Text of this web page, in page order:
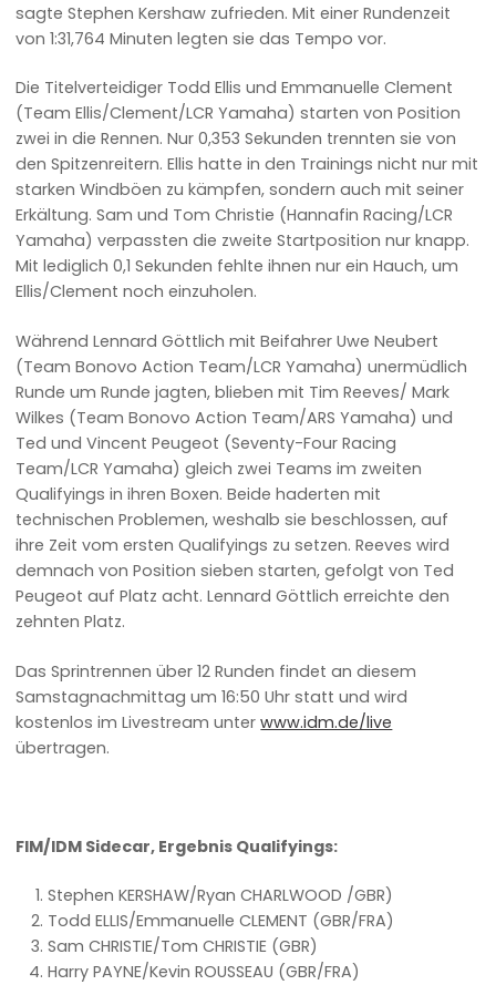
sagte Stephen Kershaw zufrieden. Mit einer Rundenzeit
von 1:31,764 Minuten legten sie das Tempo vor.
Die Titelverteidiger Todd Ellis und Emmanuelle Clement
(Team Ellis/Clement/LCR Yamaha) starten von Position
zwei in die Rennen. Nur 0,353 Sekunden trennten sie von
den Spitzenreitern. Ellis hatte in den Trainings nicht nur mit
starken Windböen zu kämpfen, sondern auch mit seiner
Erkältung. Sam und Tom Christie (Hannafin Racing/LCR
Yamaha) verpassten die zweite Startposition nur knapp.
Mit lediglich 0,1 Sekunden fehlte ihnen nur ein Hauch, um
Ellis/Clement noch einzuholen.
Während Lennard Göttlich mit Beifahrer Uwe Neubert
(Team Bonovo Action Team/LCR Yamaha) unermüdlich
Runde um Runde jagten, blieben mit Tim Reeves/ Mark
Wilkes (Team Bonovo Action Team/ARS Yamaha) und
Ted und Vincent Peugeot (Seventy-Four Racing
Team/LCR Yamaha) gleich zwei Teams im zweiten
Qualifyings in ihren Boxen. Beide haderten mit
technischen Problemen, weshalb sie beschlossen, auf
ihre Zeit vom ersten Qualifyings zu setzen. Reeves wird
demnach von Position sieben starten, gefolgt von Ted
Peugeot auf Platz acht. Lennard Göttlich erreichte den
zehnten Platz.
Das Sprintrennen über 12 Runden findet an diesem
Samstagnachmittag um 16:50 Uhr statt und wird
kostenlos im Livestream unterwww.idm.de/live
übertragen.
FIM/IDM Sidecar, Ergebnis Qualifyings:
Stephen KERSHAW/Ryan CHARLWOOD /GBR)
Todd ELLIS/Emmanuelle CLEMENT (GBR/FRA)
Sam CHRISTIE/Tom CHRISTIE (GBR)
Harry PAYNE/Kevin ROUSSEAU (GBR/FRA)